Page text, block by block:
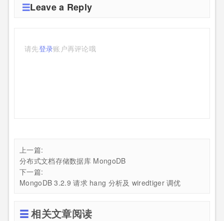
Leave a Reply
请先登录账户再评论哦
上一篇:
分布式文档存储数据库 MongoDB
下一篇:
MongoDB 3.2.9 请求 hang 分析及 wiredtiger 调优
相关文章阅读